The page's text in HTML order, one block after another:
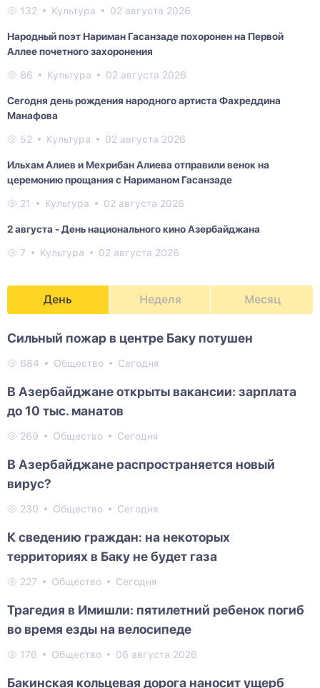
132 Культура 02 августа 2026
Народный поэт Нариман Гасанзаде похоронен на Первой
Аллее почетного захоронения
86 Культура 02 августа 2026
Сегодня день рождения народного артиста Фахреддина
Манафова
52 Культура 02 августа 2026
Ильхам Алиев и Мехрибан Алиева отправили венок на
церемонию прощания с Нариманом Гасанзаде
21 Культура 02 августа 2026
2 августа - День национального кино Азербайджана
7 Культура 02 августа 2026
День Неделя Месяц
Сильный пожар в центре Баку потушен
684 Общество Сегодня
В Азербайджане открыты вакансии: зарплата
до 10 тыс. манатов
269 Общество Сегодня
В Азербайджане распространяется новый
вирус?
230 Общество Сегодня
К сведению граждан: на некоторых
территориях в Баку не будет газа
227 Общество Сегодня
Трагедия в Имишли: пятилетний ребенок погиб
во время езды на велосипеде
176 Общество 06 августа 2026
Бакинская кольцевая дорога наносит ущерб